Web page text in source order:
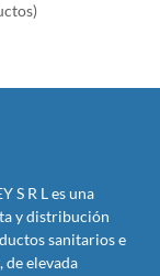
S R L es una
y distribución
sanitarios e
de elevada